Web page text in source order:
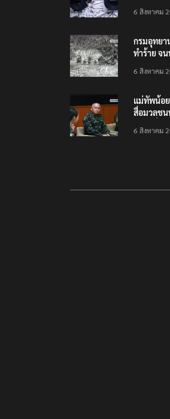
ต้อนรับอา
6 สิงหาคม
กรมอุทยา
ทำร้าย จ
บังเอิญ ไม่
6 สิงหาคม
แม่ทัพน้อ
สื่อมวลช
6 สิงหาคม